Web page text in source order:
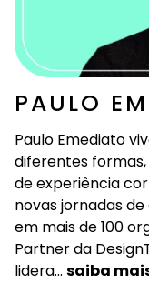
PAULO
Paulo Emediato
diferentes formas,
de experiência
novas jornadas
em mais de 100
Partner da
lidera… saiba